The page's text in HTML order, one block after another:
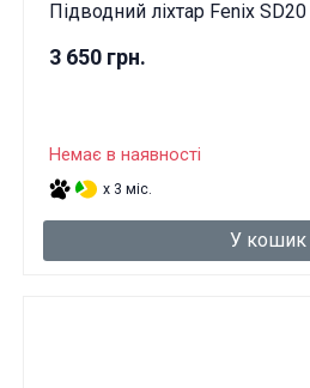
Підводний ліхтар Fenix
3 650 грн.
Немає в наявності
x 3 міс.
У кошик